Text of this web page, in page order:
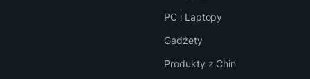
PC i Laptopy
Gadżety
Produkty z Chin